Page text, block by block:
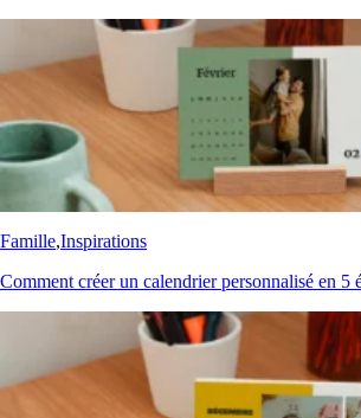
Famille,Inspirations
Comment créer un calendrier personnalisé en 5